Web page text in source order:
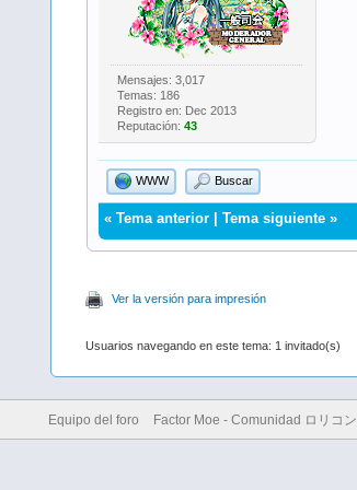
Mensajes: 3,017
Temas: 186
Registro en: Dec 2013
Reputación:43
WWW Buscar
« Tema anterior| Tema siguiente»
Ver la versión para impresión
Usuarios navegando en este tema: 1 invitado(s)
Equipo del foro Factor Moe - Comunidad ロリコン